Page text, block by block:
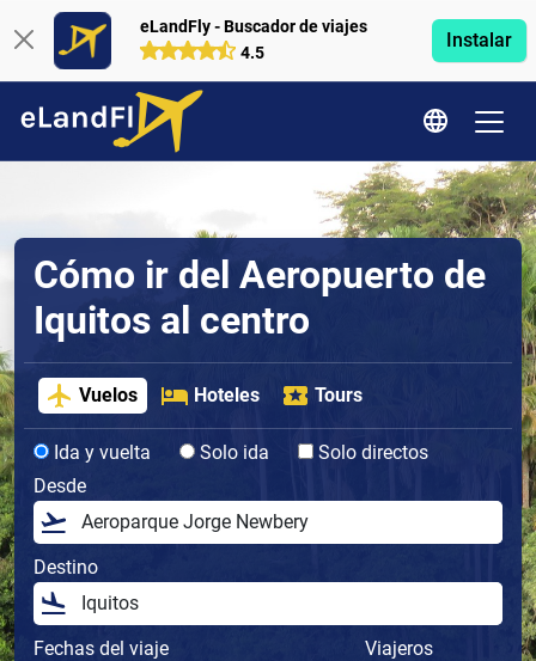
eLandFly - Buscador de viajes
4.5
Instalar
Cómo ir del Aeropuerto de
Iquitos al centro
Vuelos Hoteles Tours
Ida y vuelta Solo ida
Solo directos
Desde
Destino
Fechas del viaje Viajeros